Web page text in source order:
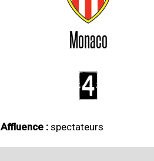
Monaco
4
Affluence : spectateurs